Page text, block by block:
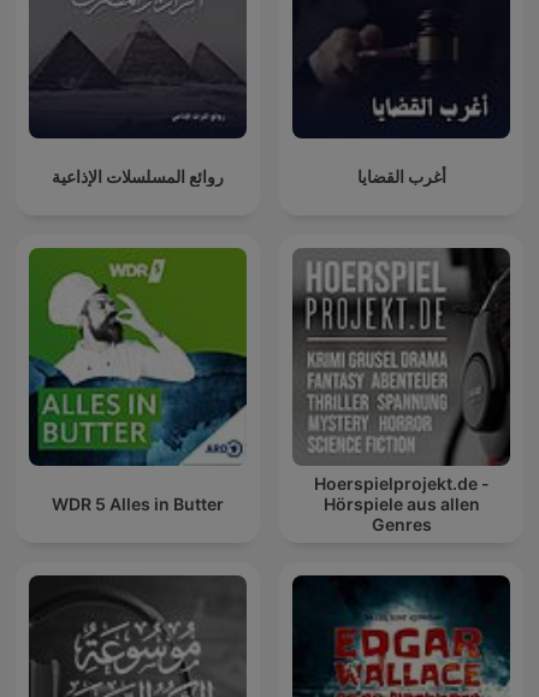
روائع المسلسلات الإذاعية أغرب القضايا
WDR 5 Alles in Butter
Hoerspielprojekt.de -
Hörspiele aus allen
Genres